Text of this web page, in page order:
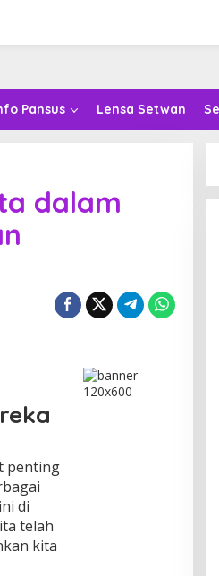
Pansus Lensa Setwan
dalam
penting
di
telah
kita